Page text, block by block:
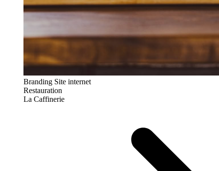
Branding Site internet
Restauration
La Caffinerie